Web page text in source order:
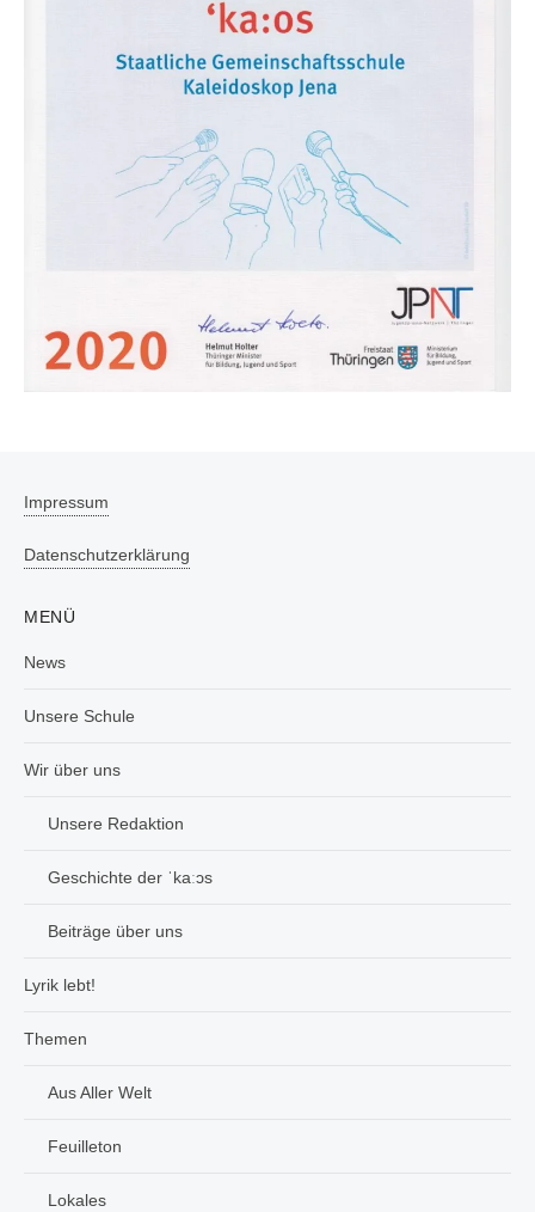
Impressum
Datenschutzerklärung
MENÜ
News
Unsere Schule
Wir über uns
Unsere Redaktion
Geschichte der ˈkaːɔs
Beiträge über uns
Lyrik lebt!
Themen
Aus Aller Welt
Feuilleton
Lokales